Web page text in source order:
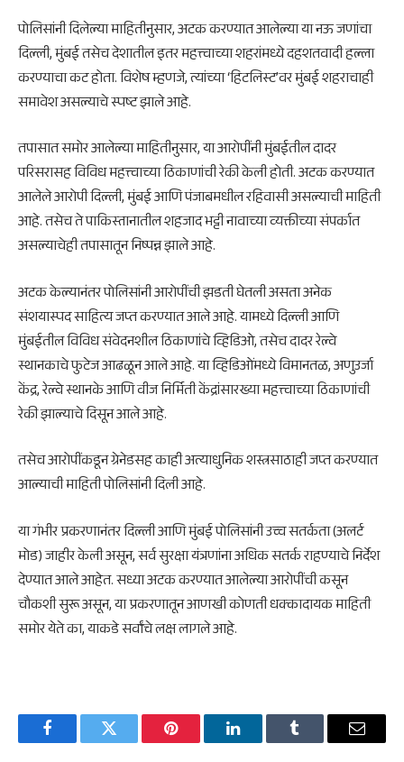
पोलिसांनी दिलेल्या माहितीनुसार, अटक करण्यात आलेल्या या नऊ जणांचा
दिल्ली, मुंबई तसेच देशातील इतर महत्त्वाच्या शहरांमध्ये दहशतवादी हल्ला
करण्याचा कट होता. विशेष म्हणजे, त्यांच्या ‘हिटलिस्ट’वर मुंबई शहराचाही
समावेश असल्याचे स्पष्ट झाले आहे.
तपासात समोर आलेल्या माहितीनुसार, या आरोपींनी मुंबईतील दादर
परिसरासह विविध महत्त्वाच्या ठिकाणांची रेकी केली होती. अटक करण्यात
आलेले आरोपी दिल्ली, मुंबई आणि पंजाबमधील रहिवासी असल्याची माहिती
आहे. तसेच ते पाकिस्तानातील शहजाद भट्टी नावाच्या व्यक्तीच्या संपर्कात
असल्याचेही तपासातून निष्पन्न झाले आहे.
अटक केल्यानंतर पोलिसांनी आरोपींची झडती घेतली असता अनेक
संशयास्पद साहित्य जप्त करण्यात आले आहे. यामध्ये दिल्ली आणि
मुंबईतील विविध संवेदनशील ठिकाणांचे व्हिडिओ, तसेच दादर रेल्वे
स्थानकाचे फुटेज आढळून आले आहे. या व्हिडिओंमध्ये विमानतळ, अणुउर्जा
केंद्र, रेल्वे स्थानके आणि वीज निर्मिती केंद्रांसारख्या महत्त्वाच्या ठिकाणांची
रेकी झाल्याचे दिसून आले आहे.
तसेच आरोपींकडून ग्रेनेडसह काही अत्याधुनिक शस्त्रसाठाही जप्त करण्यात
आल्याची माहिती पोलिसांनी दिली आहे.
या गंभीर प्रकरणानंतर दिल्ली आणि मुंबई पोलिसांनी उच्च सतर्कता (अलर्ट
मोड) जाहीर केली असून, सर्व सुरक्षा यंत्रणांना अधिक सतर्क राहण्याचे निर्देश
देण्यात आले आहेत. सध्या अटक करण्यात आलेल्या आरोपींची कसून
चौकशी सुरू असून, या प्रकरणातून आणखी कोणती धक्कादायक माहिती
समोर येते का, याकडे सर्वांचे लक्ष लागले आहे.
FacebookTwitter Pinterest LinkedInTumblr Email